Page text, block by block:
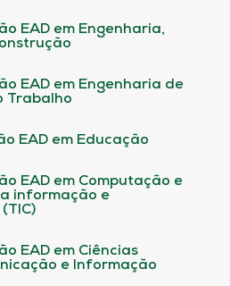
EAD em Engenharia,
EAD em Engenharia de
Trabalho
EAD em Educação
EAD em Computação e
informação e
EAD em Ciências
e Informação